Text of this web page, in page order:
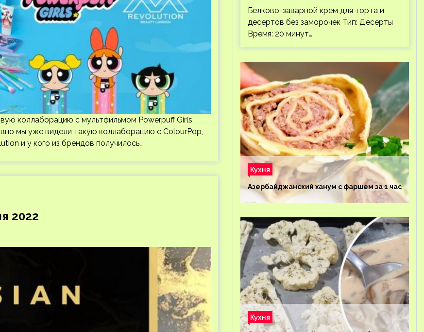
коллаборацию с мультфильмом Powerpuff Girls
мы уже видели такую коллаборацию с ColourPop,
и у кого из брендов получилось…
2022
Белково-заварной крем для торта и
десертов без заморочек Тип: Десерты
Время: 20 минут…
Кухня
Азербайджанский ханум с фаршем за 1 час
Кухня